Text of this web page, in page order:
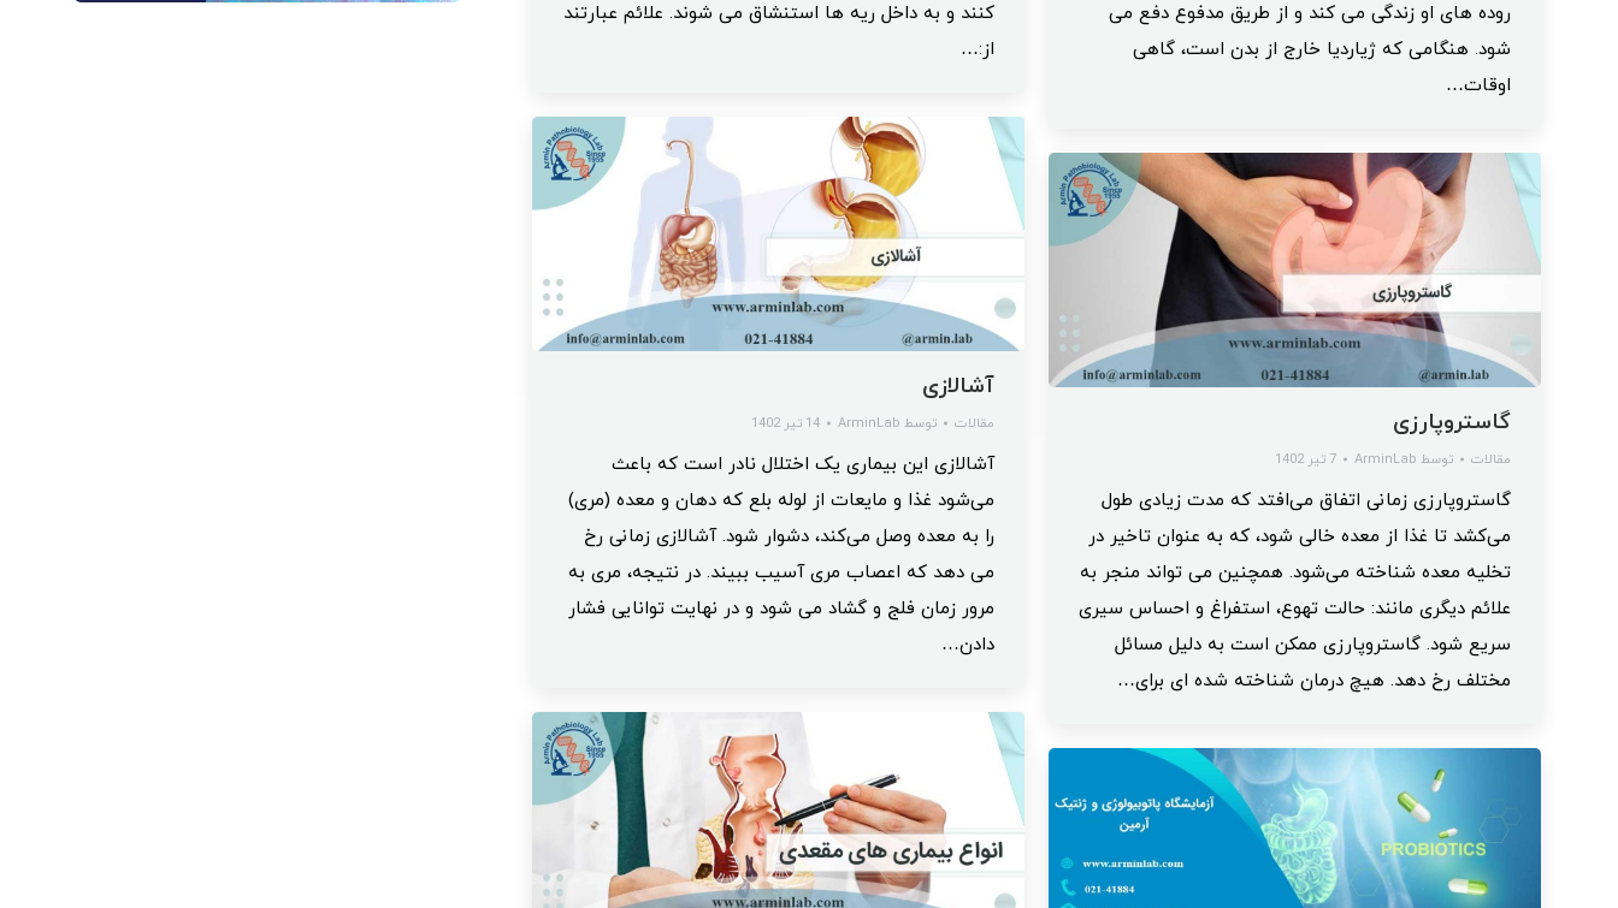
کنند و به داخل ریه ها استنشاق می شوند. علائم عبارتند
از:…
روده های او زندگی می کند و از طریق مدفوع دفع می
شود. هنگامی که ژیاردیا خارج از بدن است، گاهی
اوقات…
آشالازی
مقالات توسط ArminLab 14 تیر 1402
آشالازی این بیماری یک اختلال نادر است که باعث
می‌شود غذا و مایعات از لوله بلع که دهان و معده (مری)
را به معده وصل می‌کند، دشوار شود. آشالازی زمانی رخ
می دهد که اعصاب مری آسیب ببیند. در نتیجه، مری به
مرور زمان فلج و گشاد می شود و در نهایت توانایی فشار
دادن…
گاستروپارزی
مقالات توسط ArminLab 7 تیر 1402
گاستروپارزی زمانی اتفاق می‌افتد که مدت زیادی طول
می‌کشد تا غذا از معده خالی شود، که به عنوان تاخیر در
تخلیه معده شناخته می‌شود. همچنین می تواند منجر به
علائم دیگری مانند: حالت تهوع، استفراغ و احساس سیری
سریع شود. گاستروپارزی ممکن است به دلیل مسائل
مختلف رخ دهد. هیچ درمان شناخته شده ای برای…